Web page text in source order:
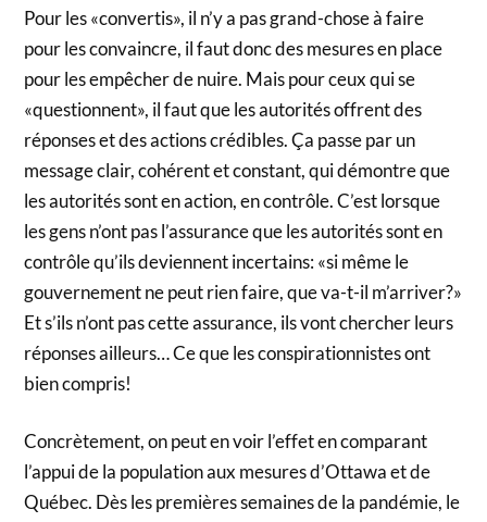
Pour les «convertis», il n’y a pas grand-chose à faire
pour les convaincre, il faut donc des mesures en place
pour les empêcher de nuire. Mais pour ceux qui se
«questionnent», il faut que les autorités offrent des
réponses et des actions crédibles. Ça passe par un
message clair, cohérent et constant, qui démontre que
les autorités sont en action, en contrôle. C’est lorsque
les gens n’ont pas l’assurance que les autorités sont en
contrôle qu’ils deviennent incertains: «si même le
gouvernement ne peut rien faire, que va-t-il m’arriver?»
Et s’ils n’ont pas cette assurance, ils vont chercher leurs
réponses ailleurs… Ce que les conspirationnistes ont
bien compris!
Concrètement, on peut en voir l’effet en comparant
l’appui de la population aux mesures d’Ottawa et de
Québec. Dès les premières semaines de la pandémie, le